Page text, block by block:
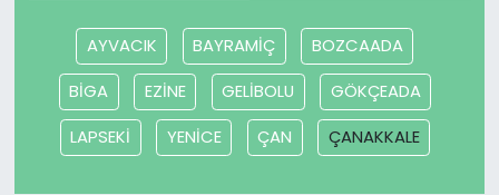
AYVACIK BAYRAMİÇ
BOZCAADA
BİGA
EZİNE GELİBOLU
GÖKÇEADA
LAPSEKİ
YENİCE ÇAN ÇANAKKALE